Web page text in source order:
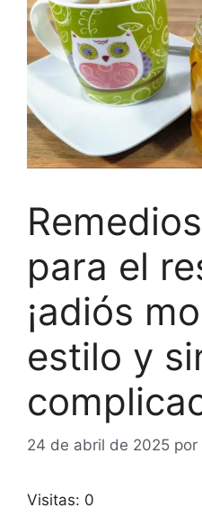
para el
¡adiós
estilo y
24 de abril de 2025 por
Visitas: 0